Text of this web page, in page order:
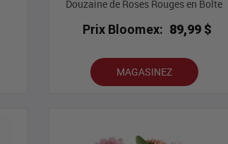
Douzaine de Roses Rouges en Boîte
Prix Bloomex: 89,99 $
MAGASINEZ